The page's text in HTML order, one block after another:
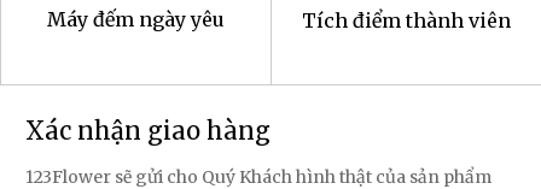
Máy đếm ngày yêu Tích điểm thành viên
Xác nhận giao hàng
123Flower sẽ gửi cho Quý Khách hình thật của sản phẩm